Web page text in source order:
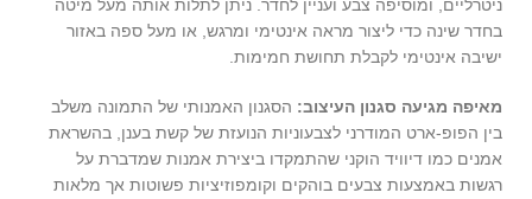
ניטרליים, ומוסיפה צבע ועניין לחדר. ניתן לתלות אותה מעל מיטה
בחדר שינה כדי ליצור מראה אינטימי ומרגש, או מעל ספה באזור
ישיבה אינטימי לקבלת תחושת חמימות.
מאיפה מגיעה סגנון העיצוב: הסגנון האמנותי של התמונה משלב
בין הפופ-ארט המודרני לצבעוניות הנועזת של קשת בענן, בהשראת
אמנים כמו דיוויד הוקני שהתמקדו ביצירת אמנות שמדברת על
רגשות באמצעות צבעים בוהקים וקומפוזיציות פשוטות אך מלאות